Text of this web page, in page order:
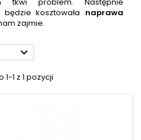
kosztowała naprawa
zajmie.

1 z 1 pozycji